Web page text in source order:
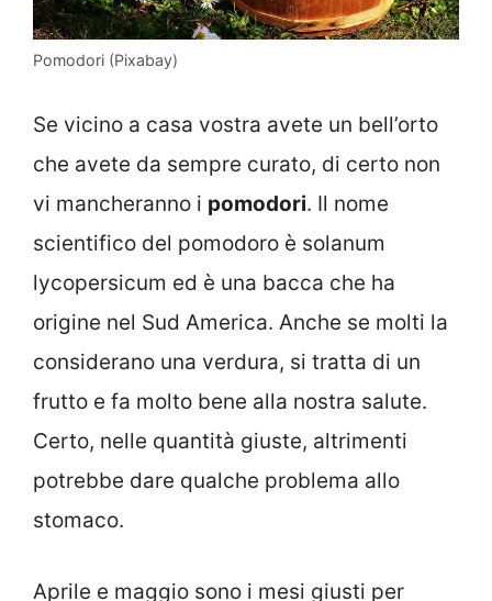
Pomodori (Pixabay)
Se vicino a casa vostra avete un bell’orto
che avete da sempre curato, di certo non
vi mancheranno i pomodori. Il nome
scientifico del pomodoro è solanum
lycopersicum ed è una bacca che ha
origine nel Sud America. Anche se molti la
considerano una verdura, si tratta di un
frutto e fa molto bene alla nostra salute.
Certo, nelle quantità giuste, altrimenti
potrebbe dare qualche problema allo
stomaco.
Aprile e maggio sono i mesi giusti per